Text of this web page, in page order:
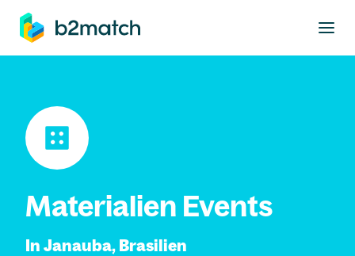
springen
Materialien Events
In Janauba, Brasilien